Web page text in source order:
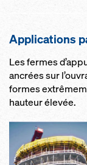
Ap­p­li­ca­tions
Les fermes
ancrées sur
formes
hauteur élevée.